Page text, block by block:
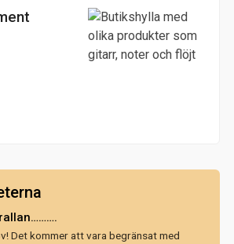
Det kommer att vara begränsat med